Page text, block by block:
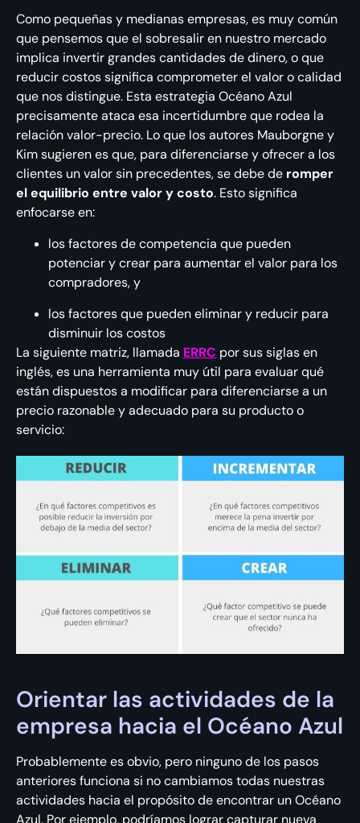
Como pequeñas y medianas empresas, es muy común
que pensemos que el sobresalir en nuestro mercado
implica invertir grandes cantidades de dinero, o que
reducir costos significa comprometer el valor o calidad
que nos distingue. Esta estrategia Océano Azul
precisamente ataca esa incertidumbre que rodea la
relación valor-precio. Lo que los autores Mauborgne y
Kim sugieren es que, para diferenciarse y ofrecer a los
clientes un valor sin precedentes, se debe de romper
el equilibrio entre valor y costo. Esto significa
enfocarse en:
los factores de competencia que pueden
potenciar y crear para aumentar el valor para los
compradores, y
los factores que pueden eliminar y reducir para
disminuir los costos
La siguiente matriz, llamada ERRC por sus siglas en
inglés, es una herramienta muy útil para evaluar qué
están dispuestos a modificar para diferenciarse a un
precio razonable y adecuado para su producto o
servicio:
Orientar las actividades de la
empresa hacia el Océano Azul
Probablemente es obvio, pero ninguno de los pasos
anteriores funciona si no cambiamos todas nuestras
actividades hacia el propósito de encontrar un Océano